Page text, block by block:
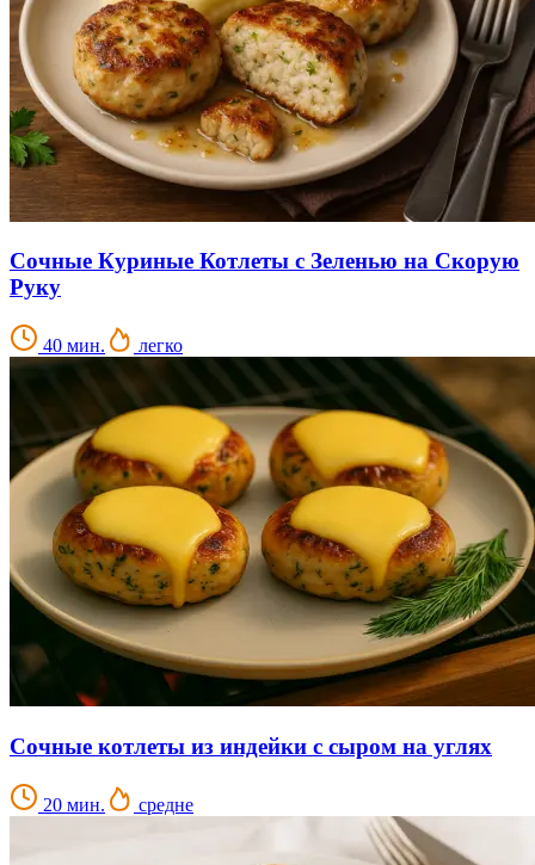
Сочные Куриные Котлеты с Зеленью на Скорую
Руку
40 мин. легко
Сочные котлеты из индейки с сыром на углях
20 мин. средне